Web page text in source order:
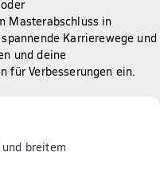
Masterabschluss in
Karrierewege und
und deine
für Verbesserungen ein.
breitem